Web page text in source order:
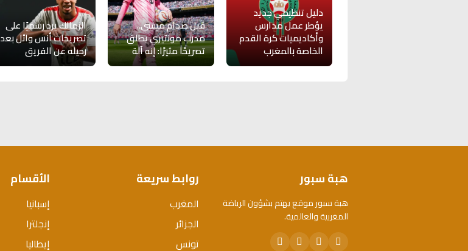
دليل تنظيمي جديد
يؤطر عمل مدارس
وأكاديميات كرة القدم
الخاصة بالمغرب
قبل صدام ميسي..
مدرب مونتيري يطلق
تصريحًا مثيرًا: إنه آلة
الزمالك يرد رسميًا على
تصريحات أنس وائل بعد
رحيله عن الفريق
هبة سبور
هبة سبور موقع يهتم بشؤون الرياضة
المغربية والعالمية.
روابط سريعة
المغرب
الجزائر
تونس
الأقسام
إسبانيا
إنجلترا
إيطاليا